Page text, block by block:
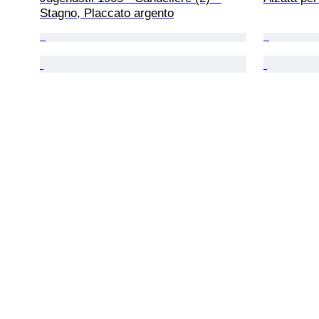
Stagno, Placcato argento